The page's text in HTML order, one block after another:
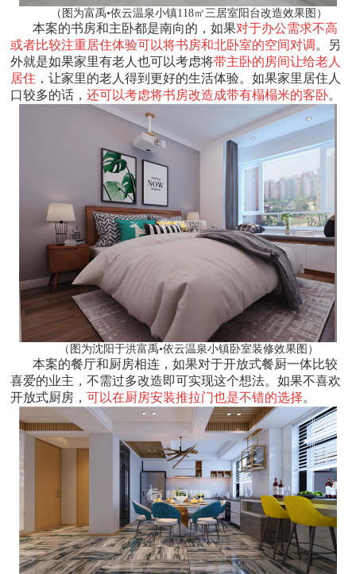
（图为富禹•依云温泉小镇118㎡三居室阳台改造效果图）
本案的书房和主卧都是南向的，如果对于办公需求不高
或者比较注重居住体验可以将书房和北卧室的空间对调 。另
外就是如果家里有老人也可以考虑将带主卧的房间让给老人
居住 ，让家里的老人得到更好的生活体验。如果家里居住人
口较多的话，还可以考虑将书房改造成带有榻榻米的客卧。
（图为沈阳于洪富禹•依云温泉小镇卧室装修效果图）
本案的餐厅和厨房相连，如果对于开放式餐厨一体比较
喜爱的业主，不需过多改造即可实现这个想法。如果不喜欢
开放式厨房，可以在厨房安装推拉门也是不错的选择。